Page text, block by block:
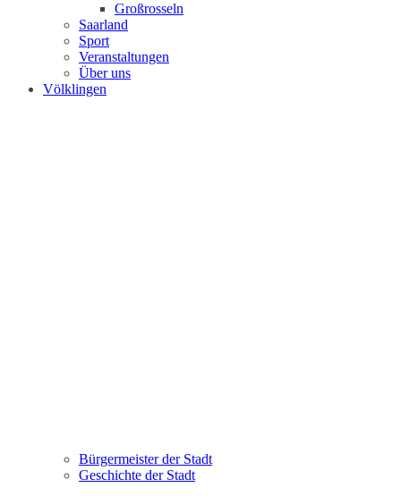
Großrosseln
Saarland
Sport
Veranstaltungen
Über uns
Völklingen
Bürgermeister der Stadt
Geschichte der Stadt